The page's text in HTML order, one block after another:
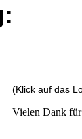
(Klick auf das
Vielen Dank